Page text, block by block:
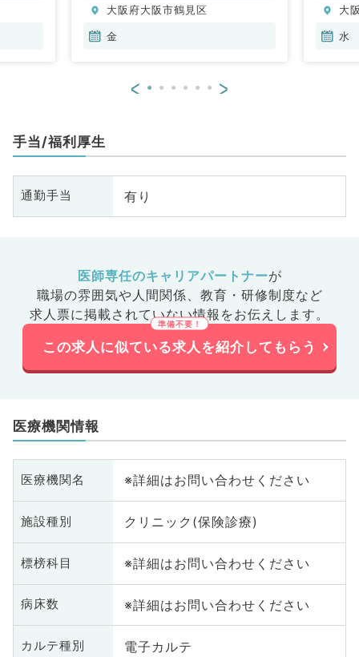
大阪府大阪市鶴見区
金
大
水
< >
手当/福利厚生
通勤手当 有り
医師専任のキャリアパートナーが
職場の雰囲気や人間関係、 教育・研修制度など
求人票に掲載されていない情報をお伝えします。
この求人に似ている求人を紹介してもらう
医療機関情報
医療機関名 ※詳細はお問い合わせください
施設種別 クリニック(保険診療)
標榜科目 ※詳細はお問い合わせください
病床数 ※詳細はお問い合わせください
カルテ種別 電子カルテ